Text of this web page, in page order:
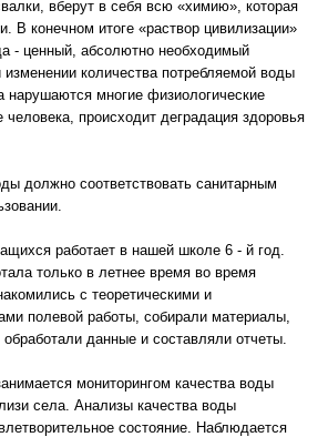
вберут в себя всю «химию», которая
В конечном итоге «раствор цивилизации»
- ценный, абсолютно необходимый
количества потребляемой воды
нарушаются многие физиологические
человека, происходит деградация здоровья
должно соответствовать санитарным
работает в нашей школе 6 - й год.
только в летнее время во время
с теоретическими и
полевой работы, собирали материалы,
данные и составляли отчеты.
мониторингом качества воды
села. Анализы качества воды
состояние. Наблюдается